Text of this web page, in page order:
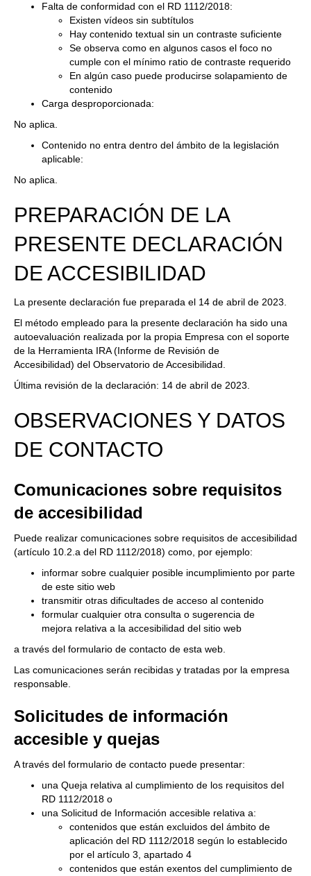
Falta de conformidad con el RD 1112/2018:
Existen vídeos sin subtítulos
Hay contenido textual sin un contraste suficiente
Se observa como en algunos casos el foco no
cumple con el mínimo ratio de contraste requerido
En algún caso puede producirse solapamiento de
contenido
Carga desproporcionada:
No aplica.
Contenido no entra dentro del ámbito de la legislación
aplicable:
No aplica.
PREPARACIÓN DE LA
PRESENTE DECLARACIÓN
DE ACCESIBILIDAD
La presente declaración fue preparada el 14 de abril de 2023.
El método empleado para la presente declaración ha sido una
autoevaluación realizada por la propia Empresa con el soporte
de la Herramienta IRA (Informe de Revisión de
Accesibilidad) del Observatorio de Accesibilidad.
Última revisión de la declaración: 14 de abril de 2023.
OBSERVACIONES Y DATOS
DE CONTACTO
Comunicaciones sobre requisitos
de accesibilidad
Puede realizar comunicaciones sobre requisitos de accesibilidad
(artículo 10.2.a del RD 1112/2018) como, por ejemplo:
informar sobre cualquier posible incumplimiento por parte
de este sitio web
transmitir otras dificultades de acceso al contenido
formular cualquier otra consulta o sugerencia de
mejora relativa a la accesibilidad del sitio web
a través del formulario de contacto de esta web.
Las comunicaciones serán recibidas y tratadas por la empresa
responsable.
Solicitudes de información
accesible y quejas
A través del formulario de contacto puede presentar:
una Queja relativa al cumplimiento de los requisitos del
RD 1112/2018 o
una Solicitud de Información accesible relativa a:
contenidos que están excluidos del ámbito de
aplicación del RD 1112/2018 según lo establecido
por el artículo 3, apartado 4
contenidos que están exentos del cumplimiento de